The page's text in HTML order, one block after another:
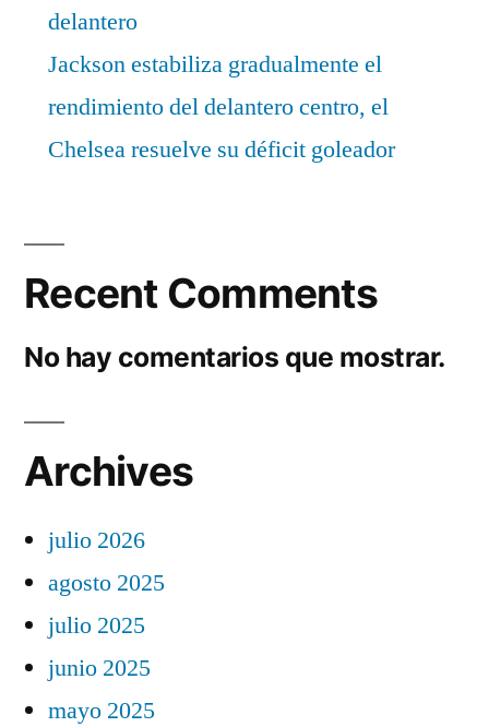
delantero
Jackson estabiliza gradualmente el
rendimiento del delantero centro, el
Chelsea resuelve su déficit goleador
Recent Comments
No hay comentarios que mostrar.
Archives
julio 2026
agosto 2025
julio 2025
junio 2025
mayo 2025